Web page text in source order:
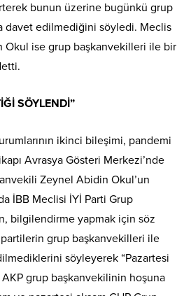
bunun üzerine bugünkü grup
davet edilmediğini söyledi. Meclis
Okul ise grup başkanvekilleri ile bir
SÖYLENDİ”
ikinci bileşimi, pandemi
Avrasya Gösteri Merkezi’nde
Zeynel Abidin Okul’un
İBB Meclisi İYİ Parti Grup
bilgilendirme yapmak için söz
grup başkanvekilleri ile
söyleyerek “Pazartesi
AKP grup başkanvekilinin hoşuna